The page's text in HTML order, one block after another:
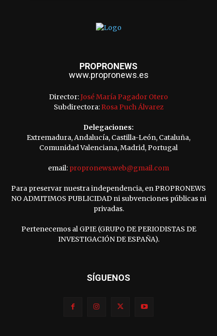
PROPRONEWS
www.propronews.es
Director:José María Pagador Otero
Subdirectora: Rosa Puch Álvarez
Delegaciones:
Extremadura, Andalucía, Castilla-León, Cataluña,
Comunidad Valenciana, Madrid, Portugal
email: propronews.web@gmail.com
Para preservar nuestra independencia, en PROPRONEWS
NO ADMITIMOS PUBLICIDAD ni subvenciones públicas ni
privadas.
Pertenecemos al GPIE (GRUPO DE PERIODISTAS DE
INVESTIGACIÓN DE ESPAÑA).
SÍGUENOS